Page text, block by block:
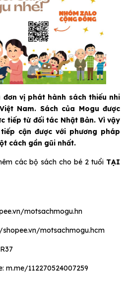
vị phát hành sách thiếu nhi
Nam. Sách của Mogu được
tiếp từ đối tác Nhật Bản. Vì vậy
cận được với phương pháp
cách gần gũi nhất.
các bộ sách cho bé 2 tuổi TẠI
motsachmogu.hn
motsachmogu.hcm
m.me/112270524007259